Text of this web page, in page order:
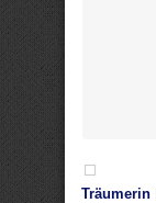
Träumerin